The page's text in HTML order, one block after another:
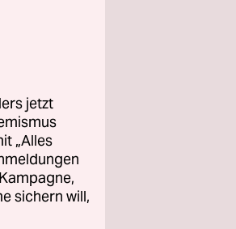
jetzt
„Alles
sichern will,